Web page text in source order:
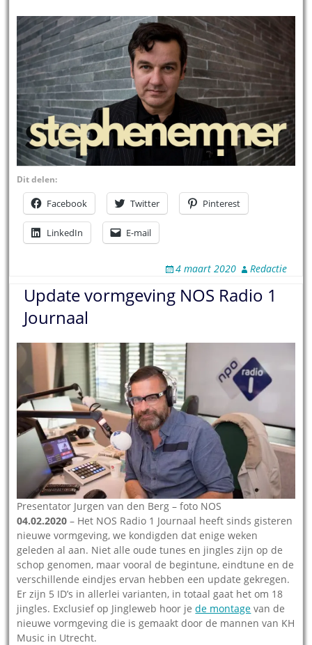
Dit delen:
Facebook Twitter Pinterest
LinkedIn E-mail
4 maart 2020 Redactie
Update vormgeving NOS Radio 1
Journaal
Presentator Jurgen van den Berg – foto NOS
04.02.2020 – Het NOS Radio 1 Journaal heeft sinds gisteren
nieuwe vormgeving, we kondigden dat enige weken
geleden al aan. Niet alle oude tunes en jingles zijn op de
schop genomen, maar vooral de begintune, eindtune en de
verschillende eindjes ervan hebben een update gekregen.
Er zijn 5 ID’s in allerlei varianten, in totaal gaat het om 18
jingles. Exclusief op Jingleweb hoor jede montage van de
nieuwe vormgeving die is gemaakt door de mannen van KH
Music in Utrecht.